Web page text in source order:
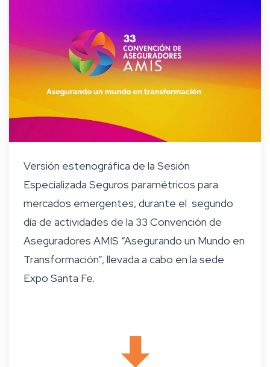
Versión estenográfica de la Sesión
Especializada Seguros paramétricos para
mercados emergentes, durante el segundo
día de actividades de la 33 Convención de
Aseguradores AMIS “Asegurando un Mundo en
Transformación”, llevada a cabo en la sede
Expo Santa Fe.